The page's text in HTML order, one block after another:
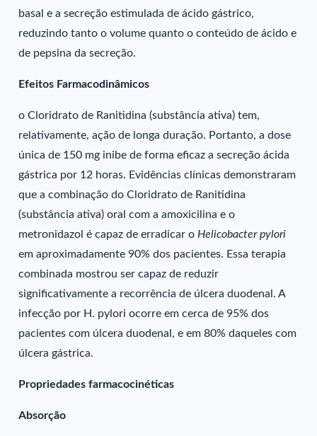
basal e a secreção estimulada de ácido gástrico,
reduzindo tanto o volume quanto o conteúdo de ácido e
de pepsina da secreção.
Efeitos Farmacodinâmicos
o Cloridrato de Ranitidina (substância ativa) tem,
relativamente, ação de longa duração. Portanto, a dose
única de 150 mg inibe de forma eficaz a secreção ácida
gástrica por 12 horas. Evidências clínicas demonstraram
que a combinação do Cloridrato de Ranitidina
(substância ativa) oral com a amoxicilina e o
metronidazol é capaz de erradicar o Helicobacter pylori
em aproximadamente 90% dos pacientes. Essa terapia
combinada mostrou ser capaz de reduzir
significativamente a recorrência de úlcera duodenal. A
infecção por H. pylori ocorre em cerca de 95% dos
pacientes com úlcera duodenal, e em 80% daqueles com
úlcera gástrica.
Propriedades farmacocinéticas
Absorção